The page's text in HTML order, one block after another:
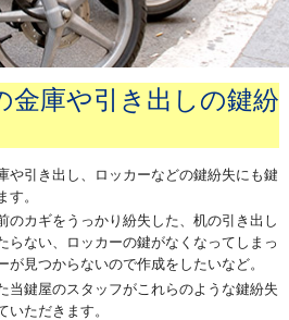
金庫や引き出しの鍵紛
や引き出し、ロッカーなどの鍵紛失にも鍵
。
のカギをうっかり紛失した、机の引き出し
らない、ロッカーの鍵がなくなってしまっ
見つからないので作成をしたいなど。
当鍵屋のスタッフがこれらのような鍵紛失
ただきます。